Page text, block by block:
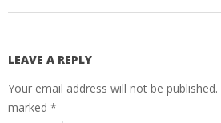
LEAVE A REPLY
Your email address will not be published.
marked *